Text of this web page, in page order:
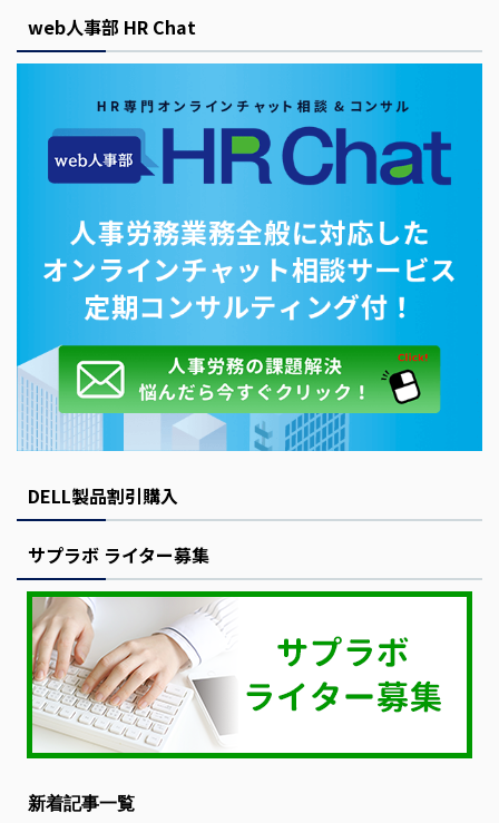
web人事部 HR Chat
DELL製品割引購入
サプラボ ライター募集
新着記事一覧